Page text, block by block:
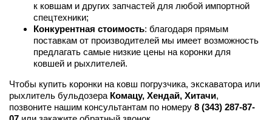
к ковшам и других запчастей для любой импортной
спецтехники;
Конкурентная стоимость: благодаря прямым
поставкам от производителей мы имеет возможность
предлагать самые низкие цены на коронки для
ковшей и рыхлителей.
Чтобы купить коронки на ковш погрузчика, экскаватора или
рыхлитель бульдозера Комацу, Хендай, Хитачи,
позвоните нашим консультантам по номеру 8 (343) 287-87-